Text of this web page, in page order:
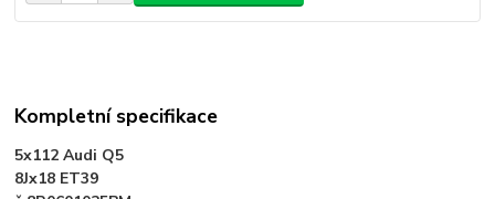
Kompletní specifikace
5x112 Audi Q5
8Jx18 ET39